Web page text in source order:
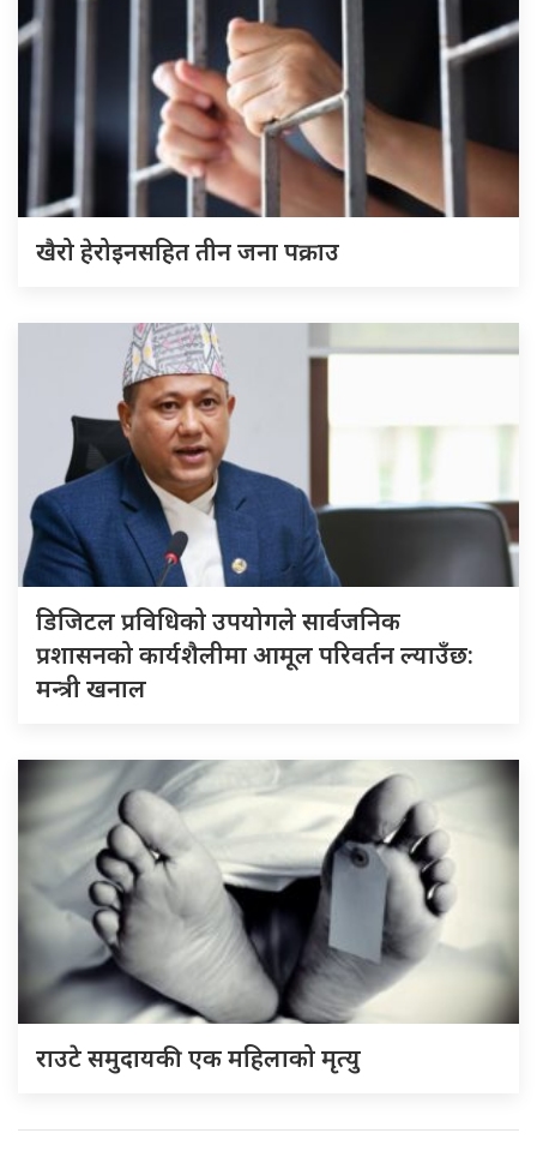
खैरो हेरोइनसहित तीन जना पक्राउ
डिजिटल प्रविधिको उपयोगले सार्वजनिक
प्रशासनको कार्यशैलीमा आमूल परिवर्तन ल्याउँछ:
मन्त्री खनाल
राउटे समुदायकी एक महिलाको मृत्यु